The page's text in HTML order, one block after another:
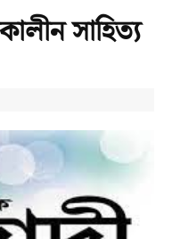
সাহিত্য